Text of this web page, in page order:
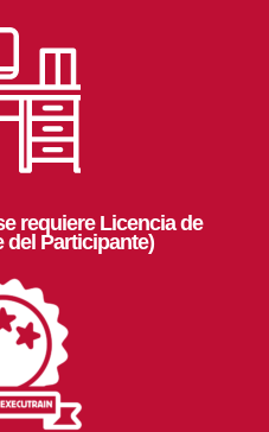
requiere Licencia de
del Participante)